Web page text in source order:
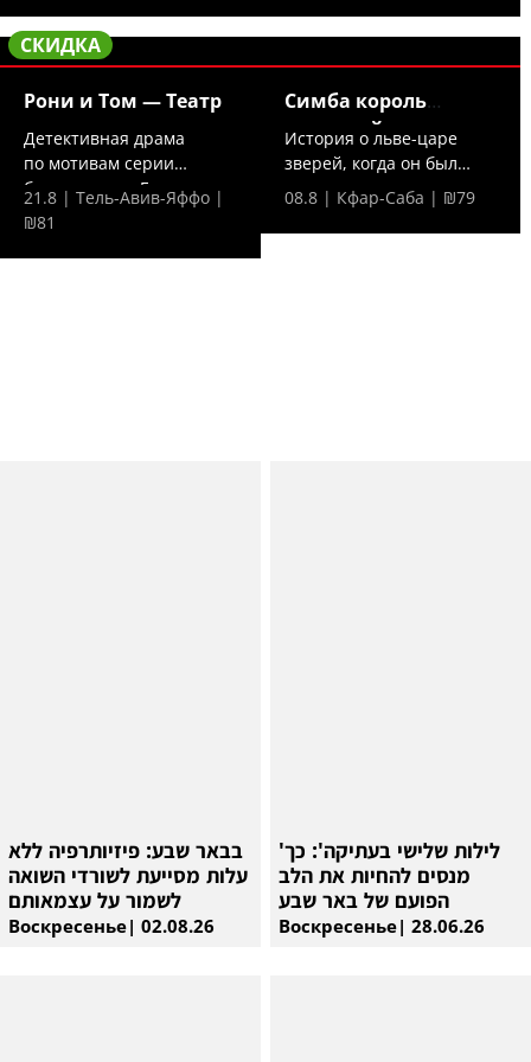
СКИДКА
Рони и Том — Театр
Детективная драма
по мотивам серии
бестселлеров Гиоры
Хамицера....
21.8 | Тель-Авив-Яффо |
₪81
Симба король
джунглей —
История о льве-царе
зверей, когда он был
просто милым
львенком...
08.8 | Кфар-Саба | ₪79
בבאר שבע: פיזיותרפיה ללא
עלות מסייעת לשורדי השואה
לשמור על עצמאותם
Воскресенье| 02.08.26
'לילות שלישי בעתיקה': כך
מנסים להחיות את הלב
הפועם של באר שבע
Воскресенье| 28.06.26